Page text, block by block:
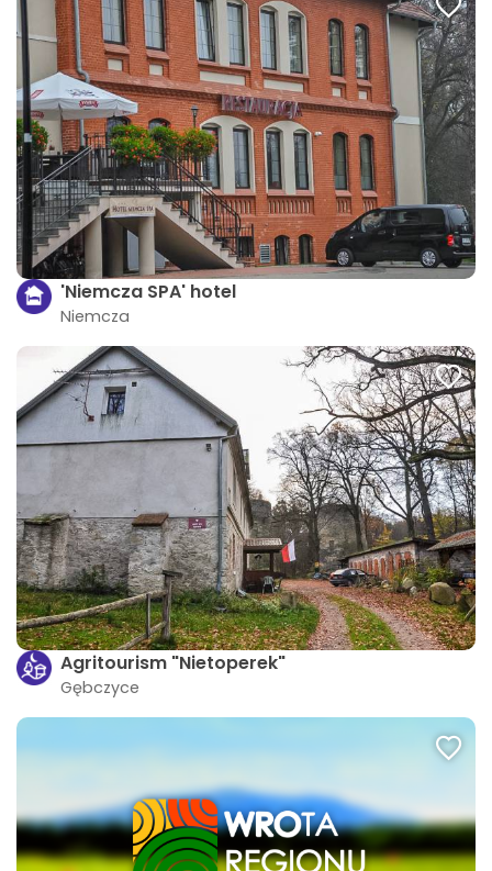
'Niemcza SPA' hotel
Niemcza
Agritourism "Nietoperek"
Gębczyce